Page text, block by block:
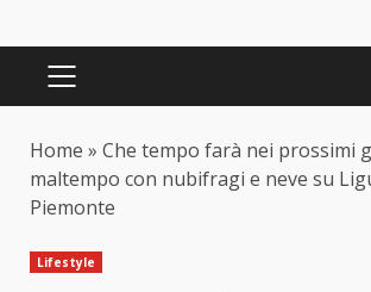
PRIMARY
Home » Che tempo farà nei prossimi
maltempo con nubifragi e neve su
Piemonte
Lifestyle